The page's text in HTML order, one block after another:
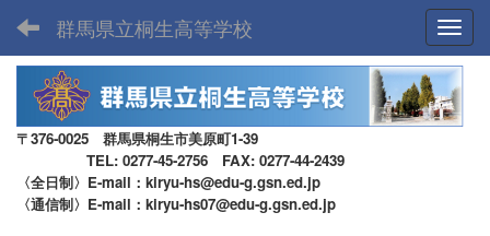
群馬県立桐生高等学校
〒376-0025 群馬県桐生市美原町1-39
TEL: 0277-45-2756 FAX: 0277-44-2439
〈全日制〉E-mail：kiryu-hs@edu-g.gsn.ed.jp
〈通信制〉E-mail：kiryu-hs07@edu-g.gsn.ed.jp